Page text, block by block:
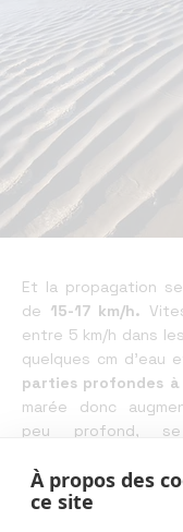
Et la propagation
de 15-17 km/h.
entre 5 km/h dans
quelques cm d’eau
parties profondes à
marée donc
peu profond,
passage :les piles
les digues
À propos des
ce site